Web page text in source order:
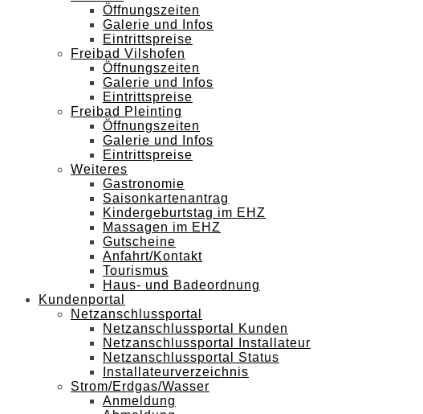
Öffnungszeiten
Galerie und Infos
Eintrittspreise
Freibad Vilshofen
Öffnungszeiten
Galerie und Infos
Eintrittspreise
Freibad Pleinting
Öffnungszeiten
Galerie und Infos
Eintrittspreise
Weiteres
Gastronomie
Saisonkartenantrag
Kindergeburtstag im EHZ
Massagen im EHZ
Gutscheine
Anfahrt/Kontakt
Tourismus
Haus- und Badeordnung
Kundenportal
Netzanschlussportal
Netzanschlussportal Kunden
Netzanschlussportal Installateur
Netzanschlussportal Status
Installateurverzeichnis
Strom/Erdgas/Wasser
Anmeldung